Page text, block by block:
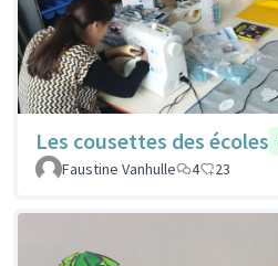
Les cousettes des écoles
Faustine Vanhulle
4 23